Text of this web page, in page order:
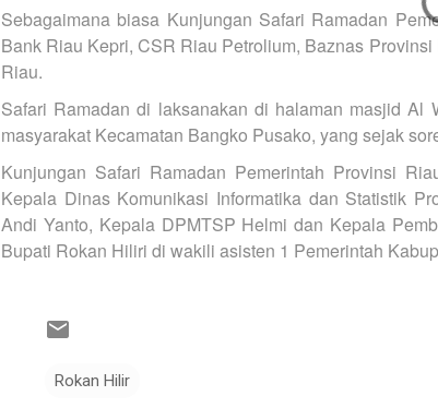
Sebagaimana biasa Kunjungan Safari Ramadan
Bank Riau Kepri, CSR Riau Petrolium, Baznas
Riau.
Safari Ramadan di laksanakan di halaman masjid Al
masyarakat Kecamatan Bangko Pusako, yang sejak
Kunjungan Safari Ramadan Pemerintah Provinsi
Kepala Dinas Komunikasi Informatika dan Statistik
Andi Yanto, Kepala DPMTSP Helmi dan Kepala
Bupati Rokan Hiliri di wakili asisten 1 Pemerintah
Rokan Hilir